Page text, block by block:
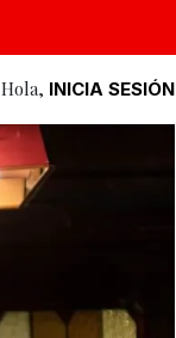
Hola, INICIA SESIÓN